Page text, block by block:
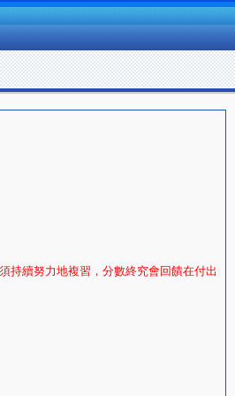
持續努力地複習，分數終究會回饋在付出